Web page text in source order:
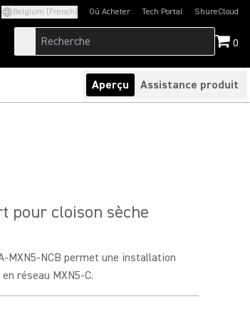
Belgium (French) Où Acheter Tech Portal
(Opens in a new tab)ShureCloud
(Opens in a new
0
Aperçu Assistance produit
pour cloison sèche
MXN5-NCB permet une installation
réseau MXN5-C.